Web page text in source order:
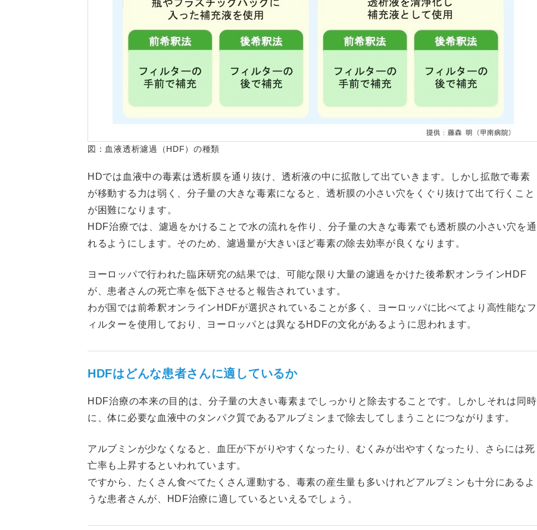
図：血液透析濾過（HDF）の種類
HDでは血液中の毒素は透析膜を通り抜け、透析液の中に拡散して出ていきます。しかし拡散で毒素
が移動する力は弱く、分子量の大きな毒素になると、透析膜の小さい穴をくぐり抜けて出て行くこと
が困難になります。
HDF治療では、濾過をかけることで水の流れを作り、分子量の大きな毒素でも透析膜の小さい穴を通
れるようにします。そのため、濾過量が大きいほど毒素の除去効率が良くなります。
ヨーロッパで行われた臨床研究の結果では、可能な限り大量の濾過をかけた後希釈オンラインHDF
が、患者さんの死亡率を低下させると報告されています。
わが国では前希釈オンラインHDFが選択されていることが多く、ヨーロッパに比べてより高性能なフ
ィルターを使用しており、ヨーロッパとは異なるHDFの文化があるように思われます。
HDFはどんな患者さんに適しているか
HDF治療の本来の目的は、分子量の大きい毒素までしっかりと除去することです。しかしそれは同時
に、体に必要な血液中のタンパク質であるアルブミンまで除去してしまうことにつながります。
アルブミンが少なくなると、血圧が下がりやすくなったり、むくみが出やすくなったり、さらには死
亡率も上昇するといわれています。
ですから、たくさん食べてたくさん運動する、毒素の産生量も多いけれどアルブミンも十分にあるよ
うな患者さんが、HDF治療に適しているといえるでしょう。